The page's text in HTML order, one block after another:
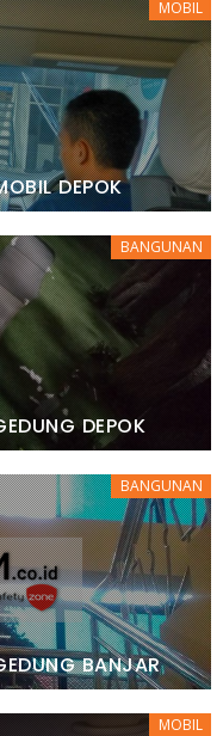
MOBIL
DEPOK
BANGUNAN
DEPOK
BANGUNAN
BANJAR
MOBIL